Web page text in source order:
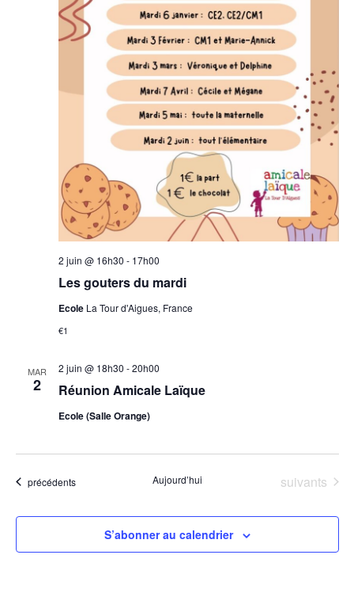
Les gouters du mardi
2 juin @ 16h30 - 17h00
Ecole La Tour d'Aigues, France
€1
MAR
2 Réunion Amicale Laïque
2 juin @ 18h30 -20h00
Ecole (Salle Orange)
Évènements
précédents Aujourd’hui Évènements
suivants
S’abonner au calendrier